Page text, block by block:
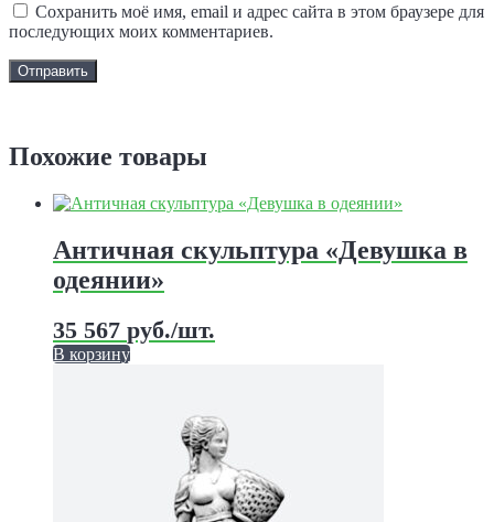
Сохранить моё имя, email и адрес сайта в этом браузере для
последующих моих комментариев.
Похожие товары
Античная скульптура «Девушка в
одеянии»
35 567 руб./шт.
В корзину